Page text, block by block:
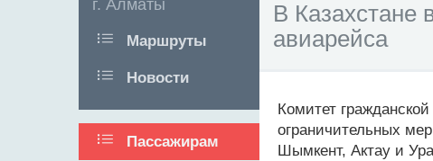
г. Алматы
Маршруты
Новости
Пассажирам
В Казахстане
авиарейса
Комитет
ограничительных
Шымкент, Актау и